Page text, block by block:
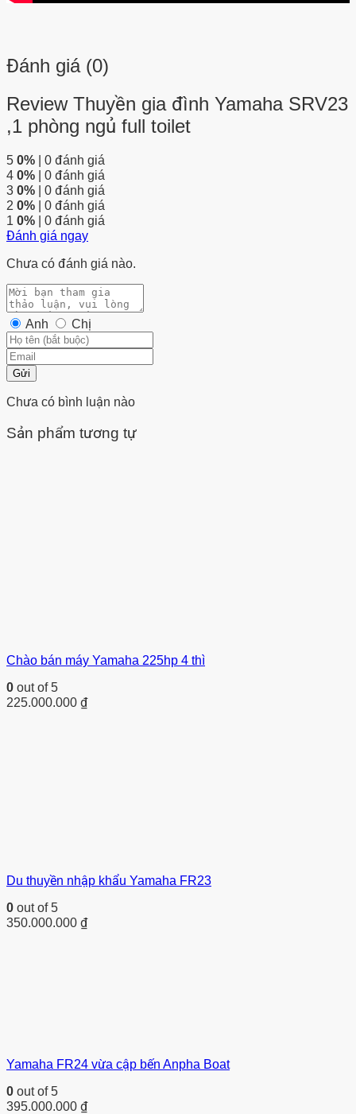
Đánh giá (0)
Review Thuyền gia đình Yamaha SRV23
,1 phòng ngủ full toilet
5 0% | 0 đánh giá
4 0% | 0 đánh giá
3 0% | 0 đánh giá
2 0% | 0 đánh giá
1 0% | 0 đánh giá
Đánh giá ngay
Chưa có đánh giá nào.
Anh Chị
Gửi
Chưa có bình luận nào
Sản phẩm tương tự
Chào bán máy Yamaha 225hp 4 thì
0 out of 5
225.000.000 ₫
Du thuyền nhập khẩu Yamaha FR23
0 out of 5
350.000.000 ₫
Yamaha FR24 vừa cập bến Anpha Boat
0 out of 5
395.000.000 ₫